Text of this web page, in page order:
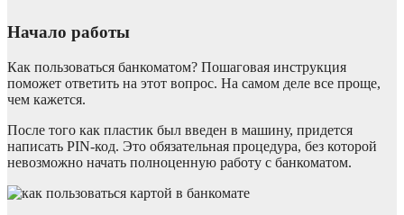
Начало работы
Как пользоваться банкоматом? Пошаговая инструкция
поможет ответить на этот вопрос. На самом деле все проще,
чем кажется.
После того как пластик был введен в машину, придется
написать PIN-код. Это обязательная процедура, без которой
невозможно начать полноценную работу с банкоматом.